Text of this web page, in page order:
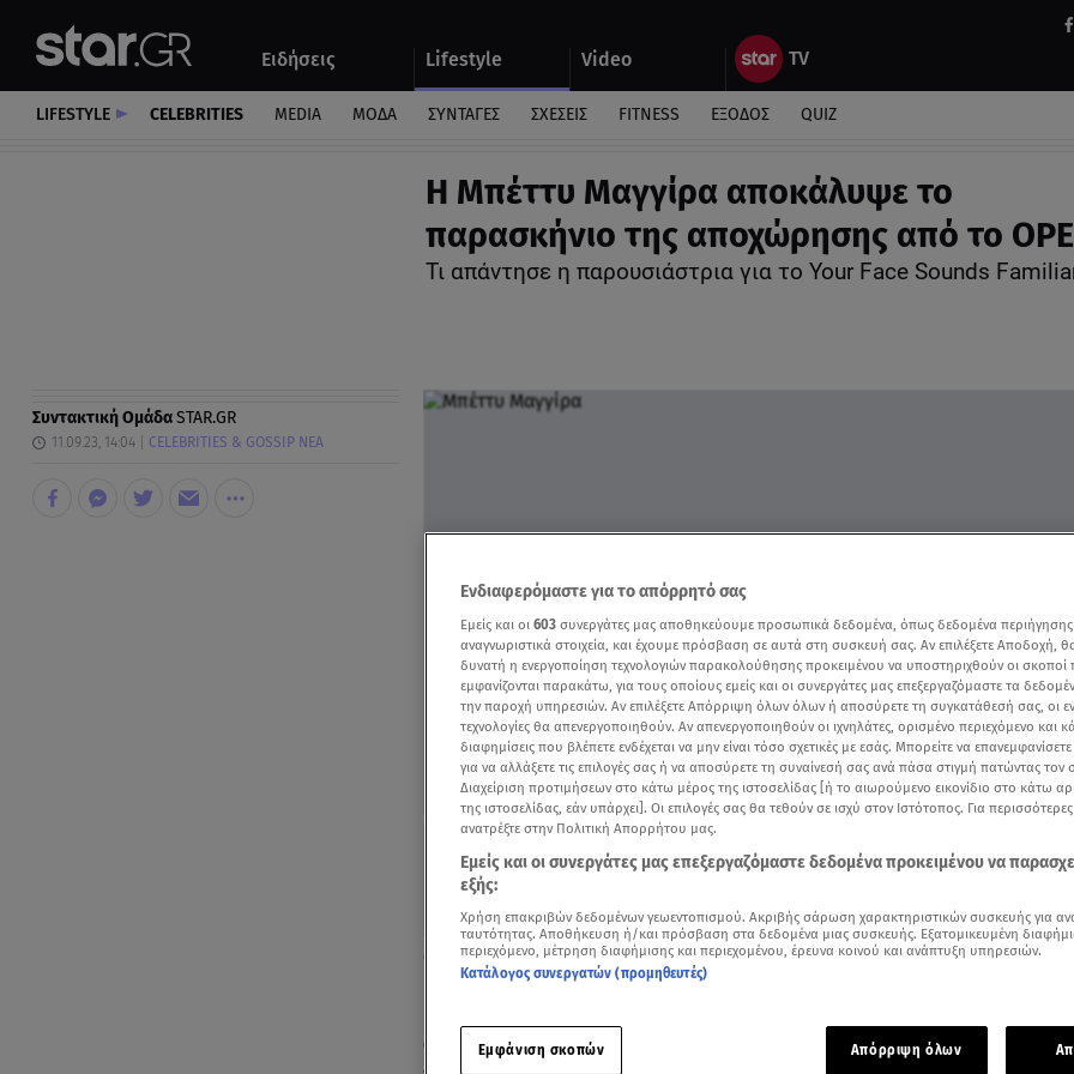
Ειδήσεις Lifestyle Video
Αυτοκίνητο
LIFESTYLE CELEBRITIES MEDIA ΜΟΔΑ ΣΥΝΤΑΓΕΣ ΣΧΕΣΕΙΣ FITNESS ΕΞΟΔΟΣ QUIZ
Η Μπέττυ Μαγγίρα αποκάλυψε το
παρασκήνιο της αποχώρησης από το
Τι απάντησε η παρουσιάστρια για το Your Face Sounds
Συντακτική ΟμάδαSTAR.GR
11.09.23, 14:04 CELEBRITIES & GOSSIP ΝΕΑ
Δείτε απόσπασμα από τη συνέντευξη της Μπέττυς Μαγγίρα
οποία σύντομα θα κάνει τη δική της πρεμιέρα στον ΑΝΤ1 με το
I love Sou
Ενδιαφερόμαστε για το απόρρητό σας
Εμείς και οι 603 συνεργάτες μας αποθηκεύουμε προσωπικά δεδομένα, όπως δεδομένα
αναγνωριστικά στοιχεία, και έχουμε πρόσβαση σε αυτά στη συσκευή σας. Αν επιλέξετε Αποδοχή,
δυνατή η ενεργοποίηση τεχνολογιών παρακολούθησης προκειμένου να υποστηριχθούν οι σκοποί
εμφανίζονται παρακάτω, για τους οποίους εμείς και οι συνεργάτες μας επεξεργαζόμαστε τα
την παροχή υπηρεσιών. Αν επιλέξετε Απόρριψη όλων όλων ή αποσύρετε τη συγκατάθεσή σας, οι
τεχνολογίες θα απενεργοποιηθούν. Αν απενεργοποιηθούν οι ιχνηλάτες, ορισμένο περιεχόμενο και
διαφημίσεις που βλέπετε ενδέχεται να μην είναι τόσο σχετικές με εσάς. Μπορείτε να
για να αλλάξετε τις επιλογές σας ή να αποσύρετε τη συναίνεσή σας ανά πάσα στιγμή πατώντας τον
Διαχείριση προτιμήσεων στο κάτω μέρος της ιστοσελίδας [ή το αιωρούμενο εικονίδιο στο κάτω
της ιστοσελίδας, εάν υπάρχει]. Οι επιλογές σας θα τεθούν σε ισχύ στον Ιστότοπος. Για
ανατρέξτε στην Πολιτική Απορρήτου μας.
Εμείς και οι συνεργάτες μας επεξεργαζόμαστε δεδομένα προκειμένου να
εξής:
Χρήση επακριβών δεδομένων γεωεντοπισμού. Ακριβής σάρωση χαρακτηριστικών συσκευής για
ταυτότητας. Αποθήκευση ή/και πρόσβαση στα δεδομένα μιας συσκευής. Εξατομικευμένη
περιεχόμενο, μέτρηση διαφήμισης και περιεχομένου, έρευνα κοινού και ανάπτυξη υπηρεσιών.
Κατάλογος συνεργατών (προμηθευτές)
Εμφάνιση σκοπών Απόρριψη όλων